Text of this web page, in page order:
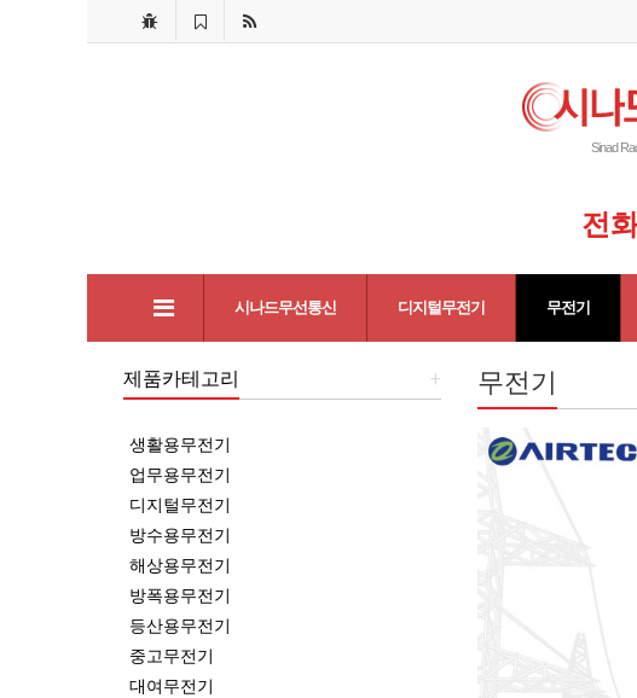
Sinad
전
시나드무선통신 디지털무전기 무전기
무전기
+
제품카테고리
생활용무전기
업무용무전기
디지털무전기
방수용무전기
해상용무전기
방폭용무전기
등산용무전기
중고무전기
대여무전기